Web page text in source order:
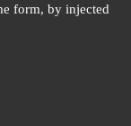
form, by injected